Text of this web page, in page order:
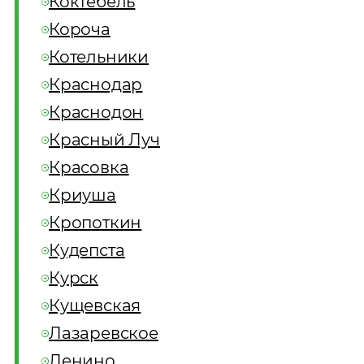
Короча
Котельники
Краснодар
Краснодон
Красный Луч
Красовка
Криуша
Кропоткин
Кудепста
Курск
Кущевская
Лазаревское